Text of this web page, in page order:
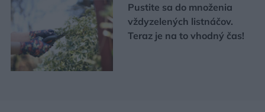
Pustite sa do množenia
vždyzelených listnáčov.
Teraz je na to vhodný čas!